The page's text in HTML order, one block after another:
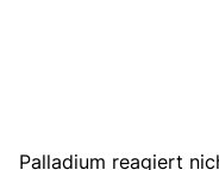
Palladium reagiert